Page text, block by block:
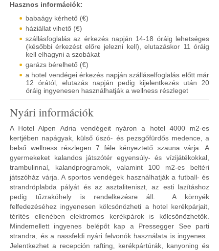
Hasznos információk:
babaágy kérhető (€)
háziállat vihető (€)
szállásfoglalás az érkezés napján 14-18 óráig lehetséges
(későbbi érkezést előre jelezni kell), elutazáskor 11 óráig
kell elhagyni a szobákat
garázs bérelhető (€)
a hotel vendégei érkezés napján szálláselfoglalás előtt már
12 órától, elutazás napján pedig kijelentkezés után 20
óráig ingyenesen használhatják a wellness részleget
Nyári információk
A Hotel Alpen Adria vendégeit nyáron a hotel 4000 m2-es
kertjében napágyak, külső úszó- és pezsgőfürdős medence, a
belső wellness részlegen 7 féle kényeztető szauna várja. A
gyermekeket kalandos játszótér egyensúly- és vízijátékokkal,
trambulinnal, kalandprogramok, valamint 100 m2-es beltéri
játszóház várja. A sportos vendégek használhatják a futball- és
strandröplabda pályát és az asztaliteniszt, az esti lazításhoz
pedig tűzrakóhely is rendelkezésre áll. A környék
felfedezéséhez ingyenesen kölcsönözheti a hotel kerékpárjait,
térítés ellenében elektromos kerékpárok is kölcsönözhetők.
Mindemellett ingyenes belépőt kap a Pressegger See parti
strandra, és a nassfeldi nyári felvonók használata is ingyenes.
Jelentkezhet a recepción rafting, kerékpártúrák, kanyoning és